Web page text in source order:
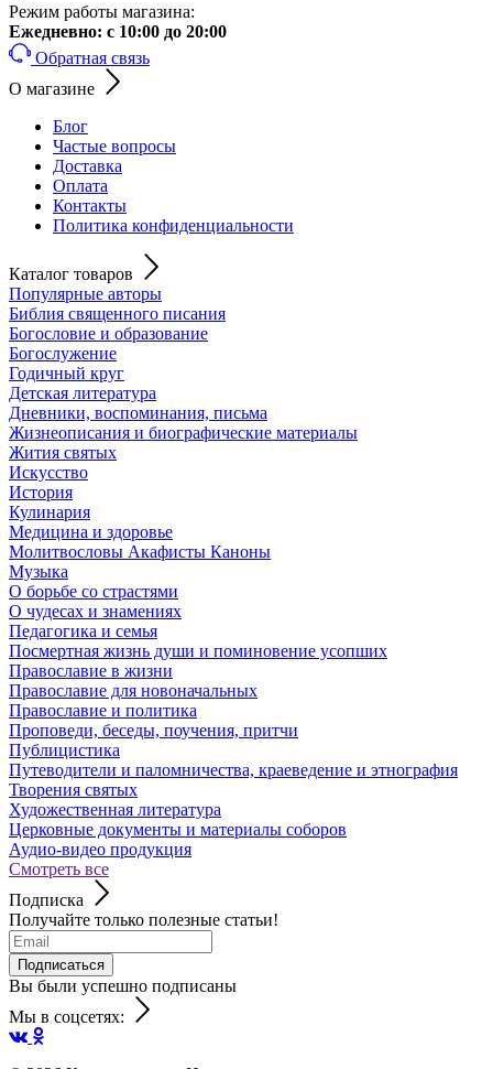
Режим работы магазина:
Ежедневно: с 10:00 до 20:00
Обратная связь
О магазине
Блог
Частые вопросы
Доставка
Оплата
Контакты
Политика конфиденциальности
Каталог товаров
Популярные авторы
Библия священного писания
Богословие и образование
Богослужение
Годичный круг
Детская литература
Дневники, воспоминания, письма
Жизнеописания и биографические материалы
Жития святых
Искусство
История
Кулинария
Медицина и здоровье
Молитвословы Акафисты Каноны
Музыка
О борьбе со страстями
О чудесах и знамениях
Педагогика и семья
Посмертная жизнь души и поминовение усопших
Православие в жизни
Православие для новоначальных
Православие и политика
Проповеди, беседы, поучения, притчи
Публицистика
Путеводители и паломничества, краеведение и этнография
Творения святых
Художественная литература
Церковные документы и материалы соборов
Аудио-видео продукция
Смотреть все
Подписка
Получайте только полезные статьи!
Подписаться
Вы были успешно подписаны
Мы в соцсетях: